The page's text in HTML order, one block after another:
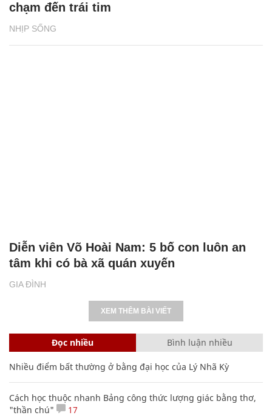
NHỊP SỐNG
chạm đến trái tim
GIA ĐÌNH
Diễn viên Võ Hoài Nam: 5 bố con luôn an
tâm khi có bà xã quán xuyến
XEM THÊM BÀI VIẾT
Đọc nhiều Bình luận nhiều
Nhiều điểm bất thường ở bằng đại học của Lý Nhã Kỳ
Cách học thuộc nhanh Bảng công thức lượng giác bằng thơ,
"thần chú"
17